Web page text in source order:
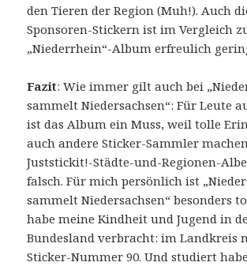
den Tieren der Region (Muh!). Auch
Sponsoren-Stickern ist im Vergleich
„Niederrhein“-Album erfreulich
Fazit: Wie immer gilt auch bei
sammelt Niedersachsen“: Für Leute
ist das Album ein Muss, weil tolle
auch andere Sticker-Sammler
Juststickit!-Städte-und-Regionen-
falsch. Für mich persönlich ist
sammelt Niedersachsen“ besonders
habe meine Kindheit und Jugend in
Bundesland verbracht: im Landkreis
Sticker-Nummer 90. Und studiert